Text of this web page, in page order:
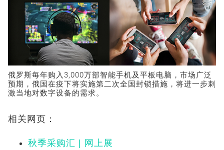
俄罗斯每年购入3,000万部智能手机及平板电脑，市场广泛
预期，俄国在疫下将实施第二次全国封锁措施，将进一步刺
激当地对数字设备的需求。
相关网页：
秋季采购汇 | 网上展